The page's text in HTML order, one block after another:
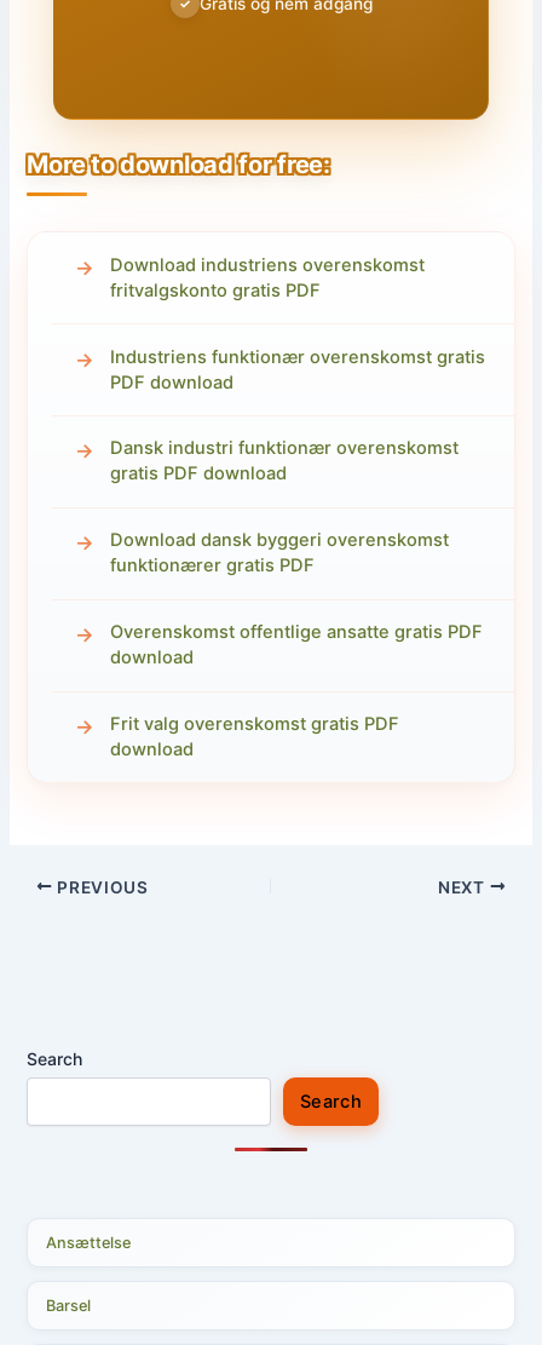
✓
More to download for free:
Download industriens overenskomst
fritvalgskonto gratis PDF
Industriens funktionær overenskomst gratis
PDF download
Dansk industri funktionær overenskomst
gratis PDF download
Download dansk byggeri overenskomst
funktionærer gratis PDF
Overenskomst offentlige ansatte gratis PDF
download
Frit valg overenskomst gratis PDF
download
PREVIOUS NEXT
Search
Search
Ansættelse
Barsel